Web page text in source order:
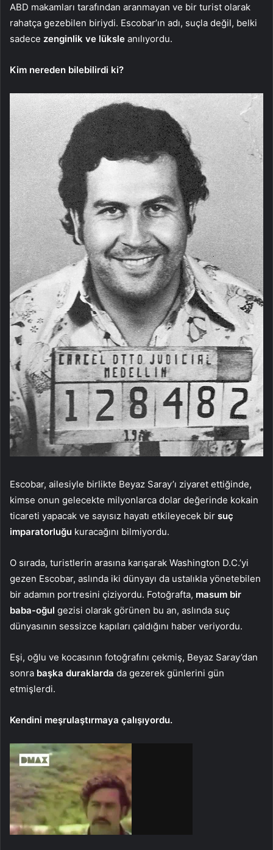
ABD makamları tarafından aranmayan ve bir turist olarak
rahatça gezebilen biriydi. Escobar’ın adı, suçla değil, belki
sadece zenginlik ve lüksle anılıyordu.
Kim nereden bilebilirdi ki?
Escobar, ailesiyle birlikte Beyaz Saray’ı ziyaret ettiğinde,
kimse onun gelecekte milyonlarca dolar değerinde kokain
ticareti yapacak ve sayısız hayatı etkileyecek bir suç
imparatorluğu kuracağını bilmiyordu.
O sırada, turistlerin arasına karışarak Washington D.C.’yi
gezen Escobar, aslında iki dünyayı da ustalıkla yönetebilen
bir adamın portresini çiziyordu. Fotoğrafta, masum bir
baba-oğul gezisi olarak görünen bu an, aslında suç
dünyasının sessizce kapıları çaldığını haber veriyordu.
Eşi, oğlu ve kocasının fotoğrafını çekmiş, Beyaz Saray’dan
sonra başka duraklarda da gezerek günlerini gün
etmişlerdi.
Kendini meşrulaştırmaya çalışıyordu.